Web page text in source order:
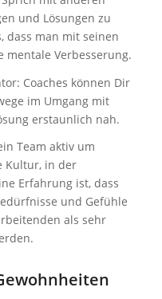
und Lösungen zu
dass man mit seinen
mentale Verbesserung.
Coaches können Dir
im Umgang mit
erstaunlich nah.
Team aktiv um
Kultur, in der
Erfahrung ist, dass
und Gefühle
als sehr